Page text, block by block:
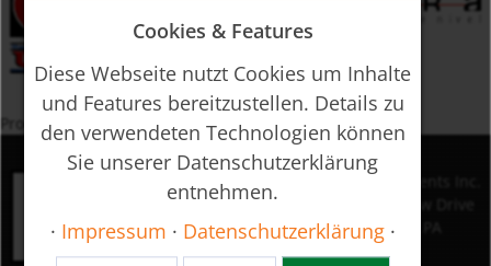
Produkte nach Schlagwort
Kontrollieren
KOBOLD Instruments Inc.
15205 Pittsburgh,PA
Cookies & Features
Diese Webseite nutzt Cookies um Inhalte
und Features bereitzustellen. Details zu
den verwendeten Technologien können
Sie unserer Datenschutzerklärung
entnehmen.
· Impressum · Datenschutzerklärung·